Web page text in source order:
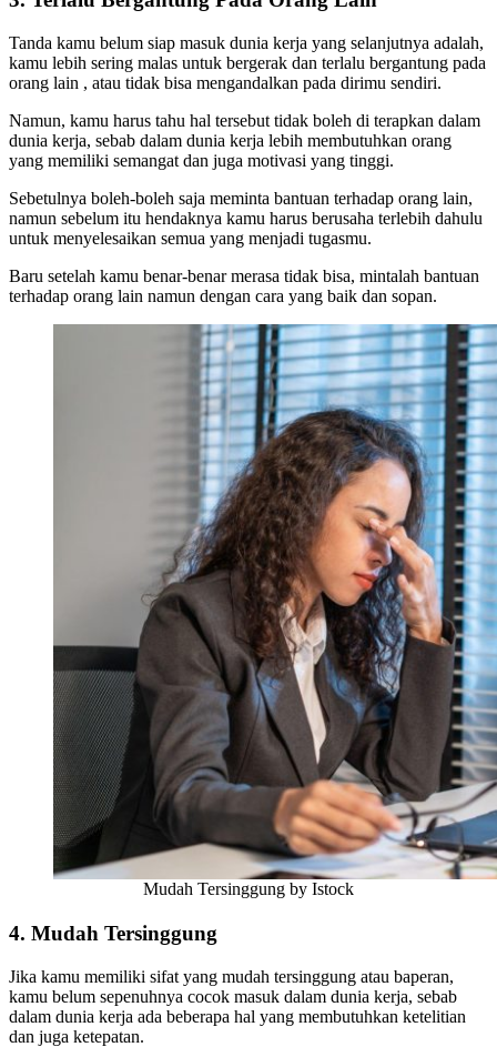
Tanda kamu belum siap masuk dunia kerja yang selanjutnya adalah,
kamu lebih sering malas untuk bergerak dan terlalu bergantung pada
orang lain , atau tidak bisa mengandalkan pada dirimu sendiri.
Namun, kamu harus tahu hal tersebut tidak boleh di terapkan dalam
dunia kerja, sebab dalam dunia kerja lebih membutuhkan orang
yang memiliki semangat dan juga motivasi yang tinggi.
Sebetulnya boleh-boleh saja meminta bantuan terhadap orang lain,
namun sebelum itu hendaknya kamu harus berusaha terlebih dahulu
untuk menyelesaikan semua yang menjadi tugasmu.
Baru setelah kamu benar-benar merasa tidak bisa, mintalah bantuan
terhadap orang lain namun dengan cara yang baik dan sopan.
Mudah Tersinggung by Istock
4. Mudah Tersinggung
Jika kamu memiliki sifat yang mudah tersinggung atau baperan,
kamu belum sepenuhnya cocok masuk dalam dunia kerja, sebab
dalam dunia kerja ada beberapa hal yang membutuhkan ketelitian
dan juga ketepatan.